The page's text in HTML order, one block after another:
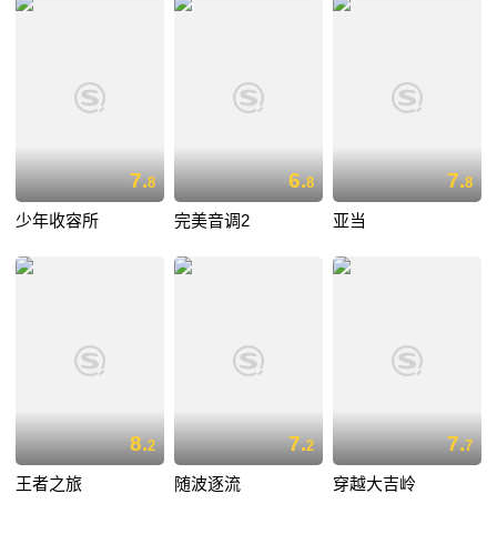
7.8
少年收容所
6.8
完美音调2
7.8
亚当
8.2
王者之旅
7.2
随波逐流
7.7
穿越大吉岭